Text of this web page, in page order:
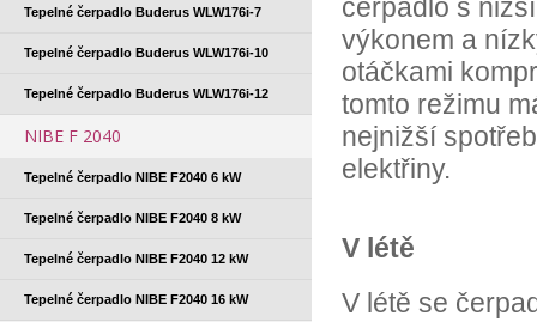
Tepelné čerpadlo Buderus WLW176i-7
Tepelné čerpadlo Buderus WLW176i-10
Tepelné čerpadlo Buderus WLW176i-12
NIBE F 2040
Tepelné čerpadlo NIBE F2040 6 kW
Tepelné čerpadlo NIBE F2040 8 kW
Tepelné čerpadlo NIBE F2040 12 kW
Tepelné čerpadlo NIBE F2040 16 kW
čerpadlo s
výkonem a
otáčkami
tomto režimu
nejnižší
elektřiny.
V létě
V létě se